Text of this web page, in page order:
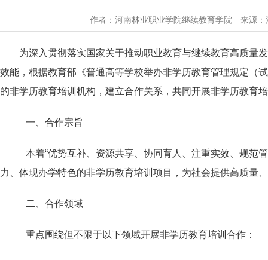
作者： 河南林业职业学院继续教育学院 来源：
为深入贯彻落实国家关于推动职业教育与继续教育高质量发
效能，根据教育部《普通高等学校举办非学历教育管理规定（
的非学历教育培训机构，建立合作关系，共同开展非学历教育
一、合作宗旨
本着“优势互补、资源共享、协同育人、注重实效、规范
力、体现办学特色的非学历教育培训项目，为社会提供高质量
二、合作领域
重点围绕但不限于以下领域开展非学历教育培训合作：